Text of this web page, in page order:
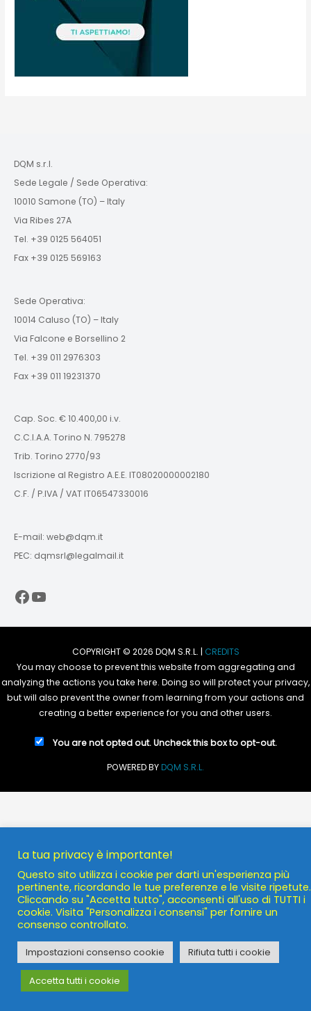
DQM s.r.l.
Sede Legale / Sede Operativa:
10010 Samone (TO) – Italy
Via Ribes 27A
Tel. +39 0125 564051
Fax +39 0125 569163
Sede Operativa:
10014 Caluso (TO) – Italy
Via Falcone e Borsellino 2
Tel. +39 011 2976303
Fax +39 011 19231370
Cap. Soc. € 10.400,00 i.v.
C.C.I.A.A. Torino N. 795278
Trib. Torino 2770/93
Iscrizione al Registro A.E.E. IT08020000002180
C.F. / P.IVA / VAT IT06547330016
E-mail: web@dqm.it
PEC: dqmsrl@legalmail.it
Facebook
YouTube
COPYRIGHT © 2026 DQM S.R.L. | CREDITS
You may choose to prevent this website from aggregating and
analyzing the actions you take here. Doing so will protect your privacy,
but will also prevent the owner from learning from your actions and
creating a better experience for you and other users.
You are not opted out. Uncheck this box to opt-out.
POWERED BYDQM S.R.L.
La tua privacy è importante!
Questo sito utilizza i cookie per darti un'esperienza più
pertinente, ricordando le tue preferenze e le visite ripetute.
Cliccando su "Accetta tutto", acconsenti all'uso di TUTTI i
cookie. Visita "Personalizza i consensi" per fornire un
consenso controllato.
Impostazioni consenso cookie Rifiuta tutti i cookie
Accetta tutti i cookie